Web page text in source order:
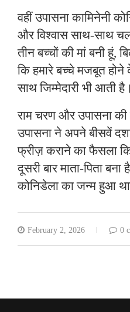
वहीं उपासना कामिनेनी
और विश्वास साथ-साथ
तीन बच्चों की मां बनी हूं,
कि हमारे बच्चे मजबूत
साथ जिम्मेदारी भी आती
राम चरण और उपासना की
उपासना ने अपने बीसवें
फ्रीज़ कराने का फैसला
दूसरी बार माता-पिता
कोनिडेला का जन्म हुआ
February 2, 2026 0